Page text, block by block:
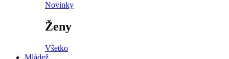
Novinky
Ženy
Všetko
Mládež